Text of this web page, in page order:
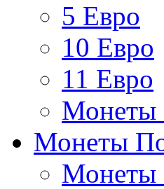
5 Евро
10 Евро
11 Евро
Монеты
Монеты
Монеты